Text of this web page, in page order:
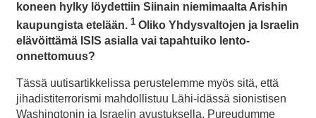
koneen hylky löydettiin Siinain niemimaalta Arishin
kaupungista etelään. 1 Oliko Yhdysvaltojen ja Israelin
elävöittämä ISIS asialla vai tapahtuiko lento-
onnettomuus?
Tässä uutisartikkelissa perustelemme myös sitä, että
jihadistiterrorismi mahdollistuu Lähi-idässä sionistisen
Washingtonin ja Israelin avustuksella. Pureudumme